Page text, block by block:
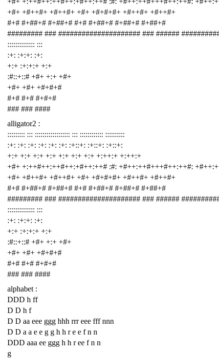
+#+ +#++#+ +#++#+ +#+ +#+#+#+ +#++#+ +#++#+
#+# #+##+# #+##+# #+# #+##+# #+##+# #+##+#
######### ### ##################### ### ######
:::::::::::::: :::
:+: :+:+: :+:
+:+ :+:+:+ +:+
:#::+::# +#+ +:+ +#+
+#+ +#+ +#+#+#
#+# #+# #+#+#
### ### ####
alligator2 :
::::::::: ::: :::::::::::::::::: ::: :::::::::::: ::::::::::
:+: :+: :+: :+: :+: :+: :+::+: :+::+: :+::+:
+:+ +:+ +:+ +:+ +:+ +:+ +:+ +:++:+ +:++:+
+#+ +:++#++:++#++:+#++:++# :#: +#++:++#+++#++:++#:
+#+ +#++#+ +#++#+ +#+ +#+#+#+ +#++#+ +#++#+
#+# #+##+# #+##+# #+# #+##+# #+##+# #+##+#
######### ### ##################### ### ######
:::::::::::::: :::
:+: :+:+: :+:
+:+ :+:+:+ +:+
:#::+::# +#+ +:+ +#+
+#+ +#+ +#+#+#
#+# #+# #+#+#
### ### ####
alphabet :
DDD h ff
D D h f
D D aa eee ggg hhh rrr eee fff nnn
D D a a e e g g h h r e e f n n
DDD aaa ee ggg h h r ee f n n
g